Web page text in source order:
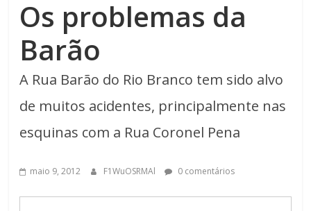
Os problemas da
Barão
A Rua Barão do Rio Branco tem sido alvo
de muitos acidentes, principalmente nas
esquinas com a Rua Coronel Pena
maio 9, 2012 F1WuOSRMAl 0 comentários